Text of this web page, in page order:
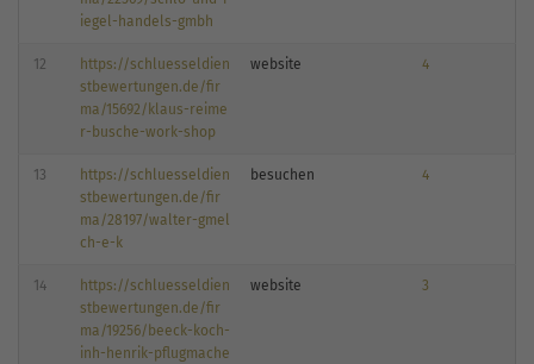
iegel-handels-gmbh
12
https://schluesseldien
stbewertungen.de/fir
ma/15692/klaus-reime
r-busche-work-shop
website 4
13
https://schluesseldien
stbewertungen.de/fir
ma/28197/walter-gmel
ch-e-k
besuchen 4
14
https://schluesseldien
stbewertungen.de/fir
ma/19256/beeck-koch-
inh-henrik-pflugmache
website 3